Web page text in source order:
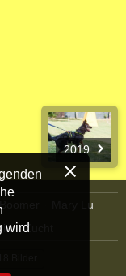
2019
Mary Lu
Zucht
wird